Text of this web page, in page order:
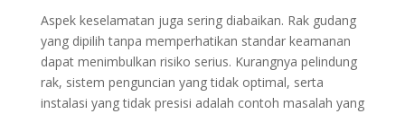
Aspek keselamatan juga sering diabaikan. Rak gudang
yang dipilih tanpa memperhatikan standar keamanan
dapat menimbulkan risiko serius. Kurangnya pelindung
rak, sistem penguncian yang tidak optimal, serta
instalasi yang tidak presisi adalah contoh masalah yang